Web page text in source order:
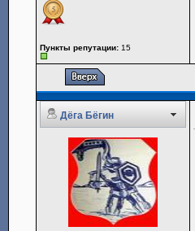
Пункты репутации: 15
Дёга Бёгин